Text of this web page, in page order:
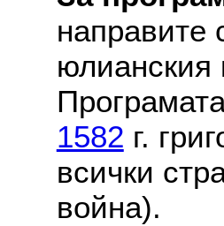
направите
юлианския
1582 г.
всички
война).